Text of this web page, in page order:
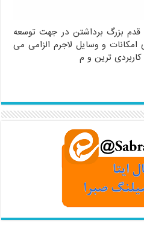
بزرگ برداشتن در جهت توسعه
و وسایل لاجرم الزامی می
ترین و م